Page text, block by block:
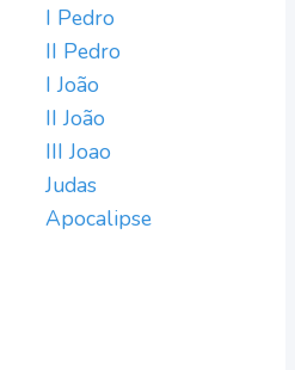
I Pedro
II Pedro
I João
II João
III Joao
Judas
Apocalipse